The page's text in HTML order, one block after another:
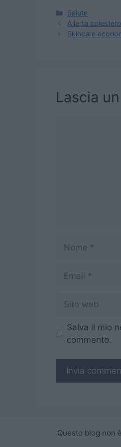
Categorie
Salute
Allerta
Skincare
Lascia
Salva il mio
commento.
Questo blog non